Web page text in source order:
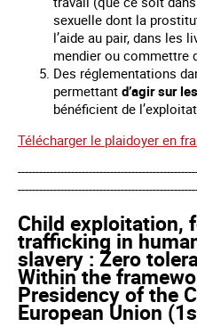
sexuelle dont la
l’aide au pair, dans les
mendier ou commettre
Des réglementations
permettant d’agir sur
bénéficient de
Télécharger le plaidoyer en
Child exploitation,
trafficking in
slavery : Zero
Within the
Presidency of the
European Union